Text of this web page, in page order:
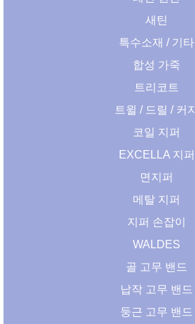
새틴
특수소재 / 기타
합성 가죽
트리코트
트윌 / 드릴 / 커지
코일 지퍼
EXCELLA 지퍼
면지퍼
메탈 지퍼
지퍼 손잡이
WALDES
골 고무 밴드
납작 고무 밴드
둥근 고무 밴드